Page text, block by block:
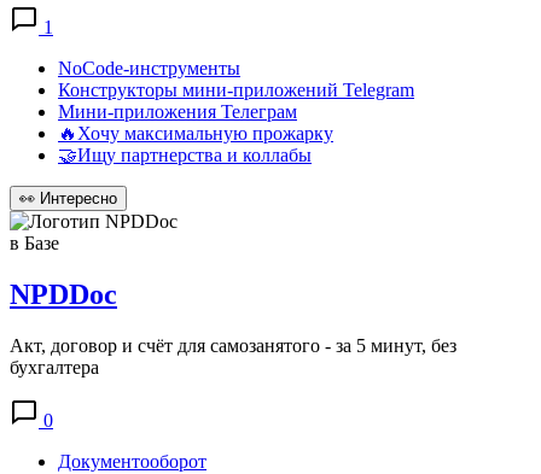
1
NoCode-инструменты
Конструкторы мини-приложений Telegram
Мини-приложения Телеграм
🔥Хочу максимальную прожарку
🤝Ищу партнерства и коллабы
👀 Интересно
в Базе
NPDDoc
Акт, договор и счёт для самозанятого - за 5 минут, без
бухгалтера
0
Документооборот